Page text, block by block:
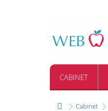
CABINET
Cabinet